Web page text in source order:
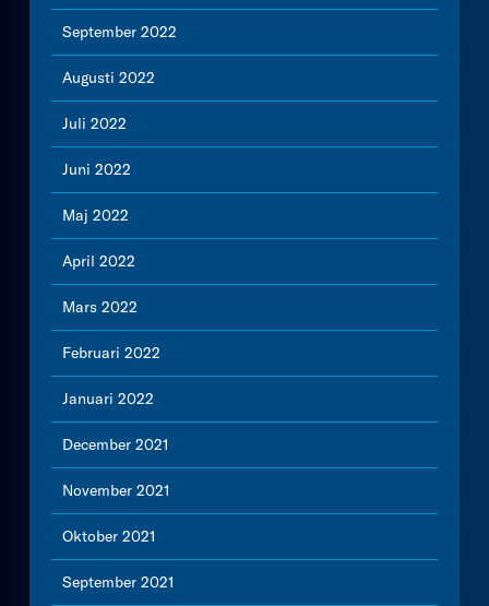
September 2022
Augusti 2022
Juli 2022
Juni 2022
Maj 2022
April 2022
Mars 2022
Februari 2022
Januari 2022
December 2021
November 2021
Oktober 2021
September 2021